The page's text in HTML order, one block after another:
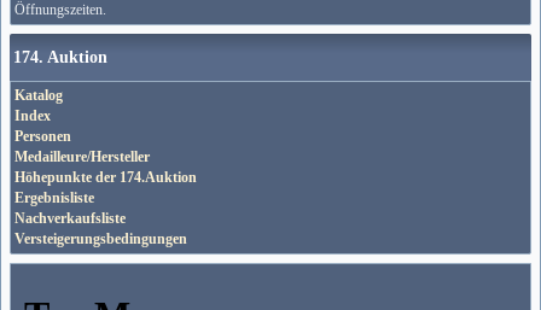
Öffnungszeiten.
174. Auktion
Katalog
Index
Personen
Medailleure/Hersteller
Höhepunkte der 174.Auktion
Ergebnisliste
Nachverkaufsliste
Versteigerungsbedingungen